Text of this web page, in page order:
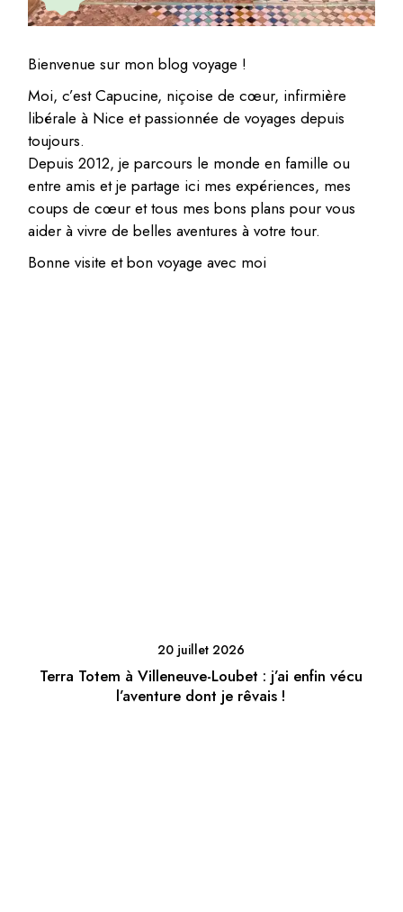
Bienvenue sur mon blog voyage !
Moi, c’est Capucine, niçoise de cœur, infirmière
libérale à Nice et passionnée de voyages depuis
toujours.
Depuis 2012, je parcours le monde en famille ou
entre amis et je partage ici mes expériences, mes
coups de cœur et tous mes bons plans pour vous
aider à vivre de belles aventures à votre tour.
Bonne visite et bon voyage avec moi
20 juillet 2026
Terra Totem à Villeneuve-Loubet : j’ai enfin vécu
l’aventure dont je rêvais !